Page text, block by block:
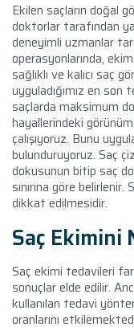
Ekilen saçların doğal
doktorlar tarafından
deneyimli uzmanlar
operasyonlarında,
sağlıklı ve kalıcı saç
uyguladığımız en
saçlarda maksimum
hayallerindeki
çalışıyoruz. Bunu
bulunduruyoruz. Saç
dokusunun bitip saç
sınırına göre
dikkat edilmesidir.
Saç Ekimini
Saç ekimi tedavileri
sonuçlar elde edilir.
kullanılan tedavi
oranlarını